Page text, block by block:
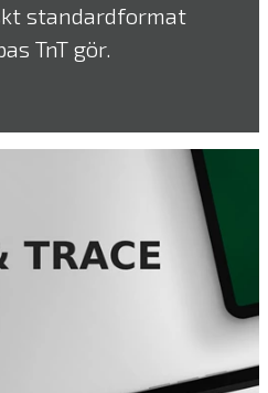
standardformat
TnT gör.